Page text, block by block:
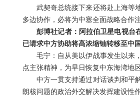
武契奇总统接下来还将赴上海等
多边协作，必将为中塞全面战略合作
彭博社记者：阿拉伯卫星电视台
已请求中方协助将高浓缩铀转移至中
毛宁：自从美以伊战事发生以来
点主张精神，为早日恢复中东海湾地
中方一贯支持通过对话谈判和平
朗核问题的政治外交解决发挥建设性